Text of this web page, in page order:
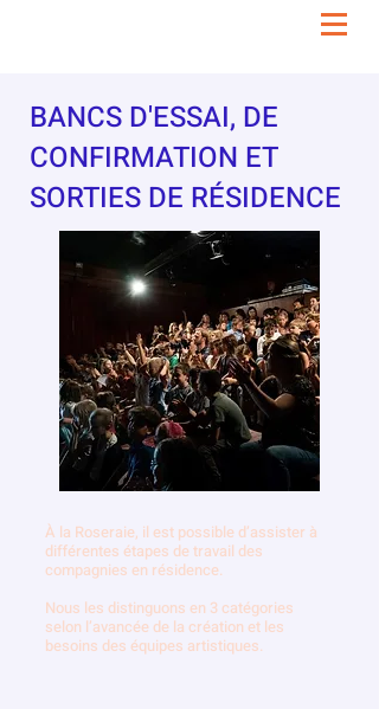
BANCS D'ESSAI, DE
CONFIRMATION ET
SORTIES DE RÉSIDENCE
À la Roseraie, il est possible d’assister à
différentes étapes de travail des
compagnies en résidence.
Nous les distinguons en 3 catégories
selon l’avancée de la création et les
besoins des équipes artistiques.